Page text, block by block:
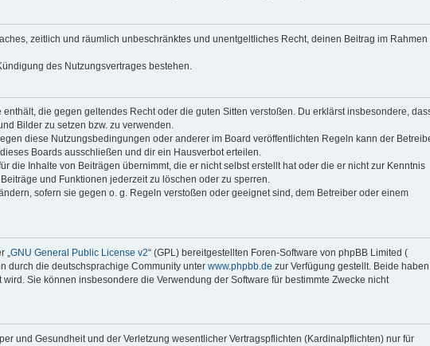
zeitlich und räumlich unbeschränktes und unentgeltliches Recht, deinen Beitrag im Rahmen
des Nutzungsvertrages bestehen.
die gegen geltendes Recht oder die guten Sitten verstoßen. Du erklärst insbesondere,
Bilder zu setzen bzw. zu verwenden.
diese Nutzungsbedingungen oder anderer im Board veröffentlichten Regeln kann der
Boards ausschließen und dir ein Hausverbot erteilen.
die Inhalte von Beiträgen übernimmt, die er nicht selbst erstellt hat oder die er nicht zur Kenntnis
und Funktionen jederzeit zu löschen oder zu sperren.
sofern sie gegen o. g. Regeln verstoßen oder geeignet sind, dem Betreiber oder einem
GNU General Public License v2“ (GPL) bereitgestellten Foren-Software von phpBB Limited (
durch die deutschsprachige Community unter www.phpbb.de zur Verfügung gestellt. Beide haben
Sie können insbesondere die Verwendung der Software für bestimmte Zwecke nicht
und Gesundheit und der Verletzung wesentlicher Vertragspflichten (Kardinalpflichten) nur für